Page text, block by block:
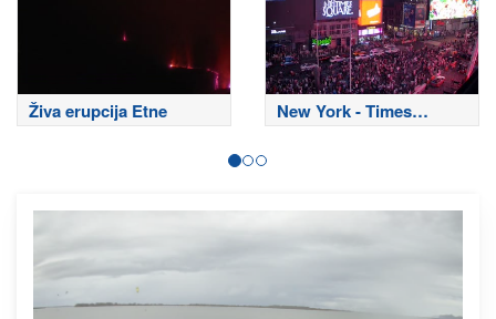
Živa erupcija Etne
New York - Times
Square